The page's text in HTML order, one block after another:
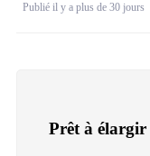
Publié il y a plus de 30 jours
Prêt à élargir